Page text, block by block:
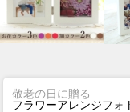
敬老の日に贈る
フラワーアレンジフ